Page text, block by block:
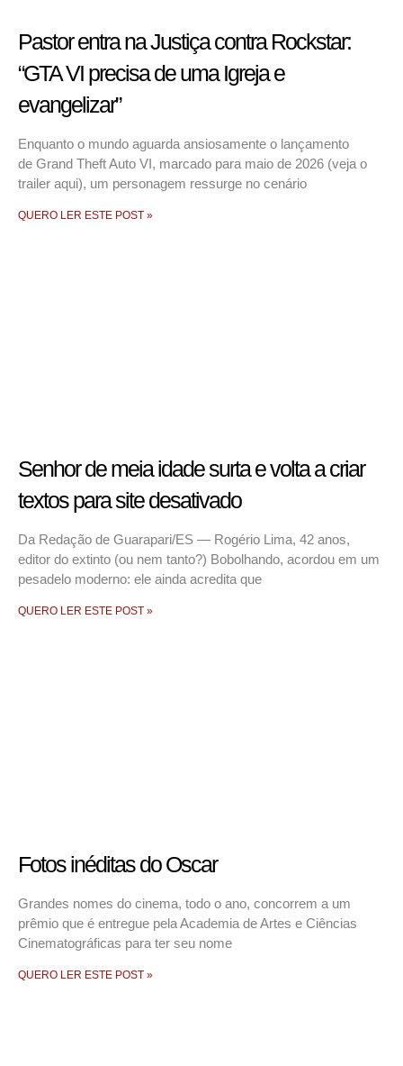
Pastor entra na Justiça contra Rockstar:
“GTA VI precisa de uma Igreja e
evangelizar”
Enquanto o mundo aguarda ansiosamente o lançamento
de Grand Theft Auto VI, marcado para maio de 2026 (veja o
trailer aqui), um personagem ressurge no cenário
QUERO LER ESTE POST »
Senhor de meia idade surta e volta a criar
textos para site desativado
Da Redação de Guarapari/ES — Rogério Lima, 42 anos,
editor do extinto (ou nem tanto?) Bobolhando, acordou em um
pesadelo moderno: ele ainda acredita que
QUERO LER ESTE POST »
Fotos inéditas do Oscar
Grandes nomes do cinema, todo o ano, concorrem a um
prêmio que é entregue pela Academia de Artes e Ciências
Cinematográficas para ter seu nome
QUERO LER ESTE POST »